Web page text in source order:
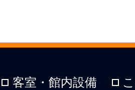
客室・館内設備